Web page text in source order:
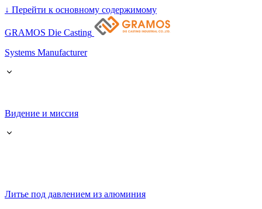
↓ Перейти к основному содержимому
GRAMOS Die Casting
Systems Manufacturer
Видение и миссия
Литье под давлением из алюминия